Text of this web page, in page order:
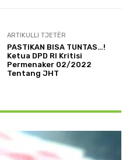
ARTIKULLI TJETËR
PASTIKAN BISA TUNTAS…!
Ketua DPD RI Kritisi
Permenaker 02/2022
Tentang JHT